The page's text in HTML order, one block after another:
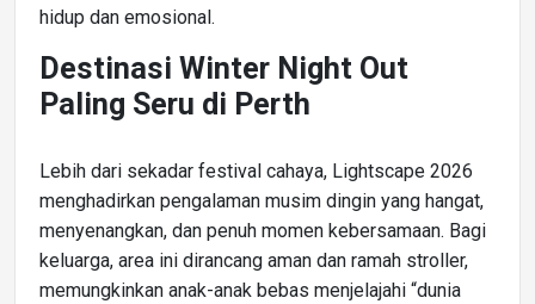
hidup dan emosional.
Destinasi Winter Night Out
Paling Seru di Perth
Lebih dari sekadar festival cahaya, Lightscape 2026
menghadirkan pengalaman musim dingin yang hangat,
menyenangkan, dan penuh momen kebersamaan. Bagi
keluarga, area ini dirancang aman dan ramah stroller,
memungkinkan anak-anak bebas menjelajahi “dunia